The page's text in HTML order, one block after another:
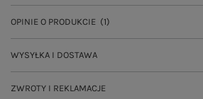
OPINIE O PRODUKCIE (1)
WYSYŁKA I DOSTAWA
ZWROTY I REKLAMACJE